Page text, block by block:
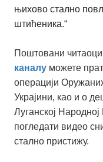
њихово стално
штићеника.“
Поштовани
каналу можете
операцији
Украјини, као и о
Луганској
погледати видео
стално пристижу.